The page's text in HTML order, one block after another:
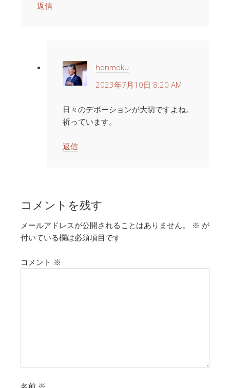
返信
honmoku
2023年7月10日 8:20 AM
日々のデボーションが大切ですよね。
祈っています。
返信
コメントを残す
メールアドレスが公開されることはありません。 ※ が
付いている欄は必須項目です
コメント ※